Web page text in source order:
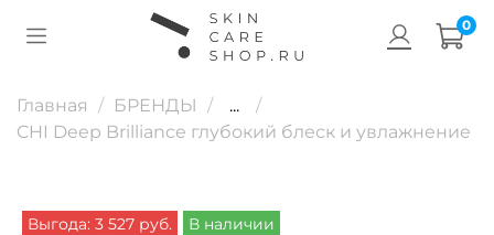
0
Главная БРЕНДЫ
...
CHI Deep Brilliance глубокий блеск и увлажнение
Выгода: 3 527 руб. В наличии